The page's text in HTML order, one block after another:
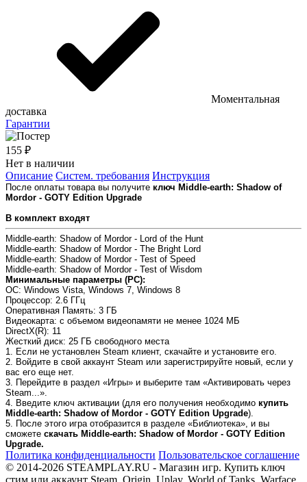
Моментальная
доставка
Гарантии
155 ₽
Нет в наличии
Описание Систем. требования Инструкция
После оплаты товара вы получите ключ Middle-earth: Shadow of
Mordor - GOTY Edition Upgrade
В комплект входят
Middle-earth: Shadow of Mordor - Lord of the Hunt
Middle-earth: Shadow of Mordor - The Bright Lord
Middle-earth: Shadow of Mordor - Test of Speed
Middle-earth: Shadow of Mordor - Test of Wisdom
Минимальные параметры (PC):
OC: Windows Vista, Windows 7, Windows 8
Процессор: 2.6 ГГц
Оперативная Память: 3 ГБ
Видеокарта: с объемом видеопамяти не менее 1024 МБ
DirectX(R): 11
Жесткий диск: 25 ГБ свободного места
1. Если не установлен Steam клиент, скачайте и установите его.
2. Войдите в свой аккаунт Steam или зарегистрируйте новый, если у
вас его еще нет.
3. Перейдите в раздел «Игры» и выберите там «Активировать через
Steam...».
4. Введите ключ активации (для его получения необходимо купить
Middle-earth: Shadow of Mordor - GOTY Edition Upgrade).
5. После этого игра отобразится в разделе «Библиотека», и вы
сможете скачать Middle-earth: Shadow of Mordor - GOTY Edition
Upgrade.
Политика конфиденциальности Пользовательское соглашение
© 2014-2026 STEAMPLAY.RU - Магазин игр. Купить ключ